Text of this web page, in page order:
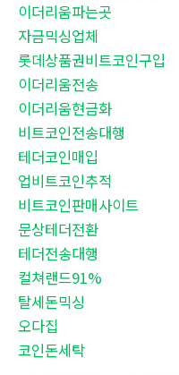
이더리움파는곳
자금믹싱업체
롯데상품권비트코인구입
이더리움전송
이더리움현금화
비트코인전송대행
테더코인매입
업비트코인추적
비트코인판매사이트
문상테더전환
테더전송대행
컬쳐랜드91%
탈세돈믹싱
오다집
코인돈세탁